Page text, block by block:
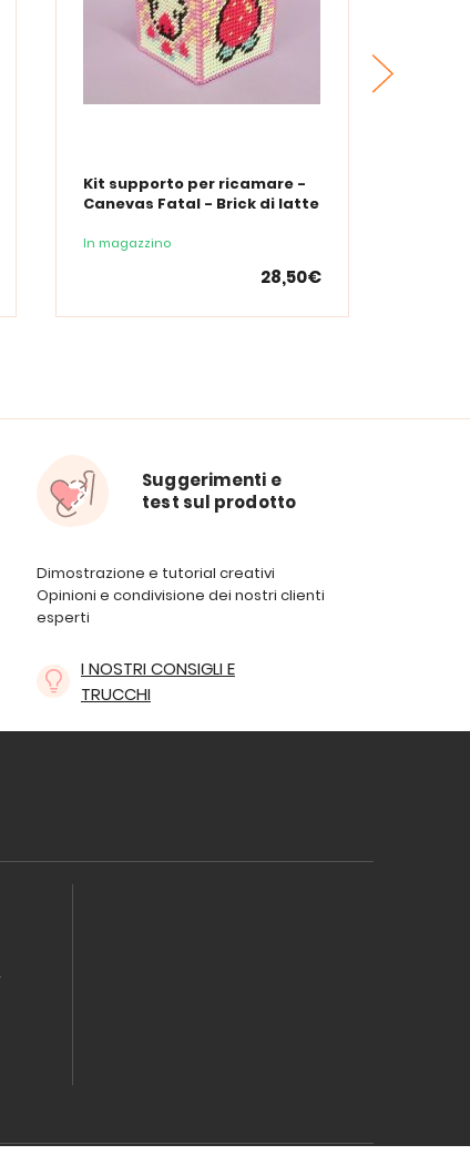
Kit supporto per ricamare -
Canevas Fatal - Brick di latte
In magazzino
28,50€
Suggerimenti e
test sul prodotto
Dimostrazione e tutorial creativi
Opinioni e condivisione dei nostri clienti
esperti
I NOSTRI CONSIGLI E
TRUCCHI